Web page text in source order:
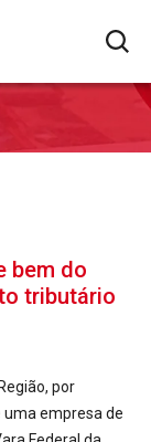
bem do
tributário
por
empresa de